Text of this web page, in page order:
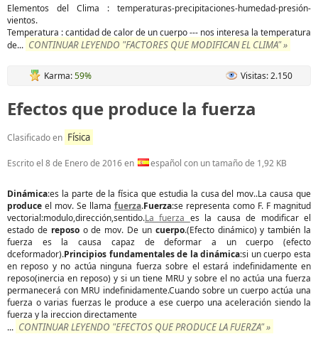
Elementos del Clima : temperaturas-precipitaciones-humedad-presión-
vientos.
Temperatura : cantidad de calor de un cuerpo --- nos interesa la temperatura
de... CONTINUAR LEYENDO "FACTORES QUE MODIFICAN EL CLIMA" »
Karma:59% Visitas: 2.150
Efectos que produce la fuerza
Clasificado en Física
Escrito el 8 de Enero de 2016en español con un tamaño de 1,92 KB
Dinámica:es la parte de la física que estudia la cusa del mov..La causa que
produce el mov. Se llama fuerza.Fuerza:se representa como F. F magnitud
vectorial:modulo,dirección,sentido.La fuerza es la causa de modificar el
estado de reposoo de mov. De un cuerpo.(Efecto dinámico) y también la
fuerza es la causa capaz de deformar a un cuerpo (efecto
dceformador).Principios fundamentales de la dinámica:si un cuerpo esta
en reposo y no actúa ninguna fuerza sobre el estará indefinidamente en
reposo(inercia en reposo) y si un tiene MRU y sobre el no actúa una fuerza
permanecerá con MRU indefinidamente.Cuando sobre un cuerpo actúa una
fuerza o varias fuerzas le produce a ese cuerpo una aceleración siendo la
fuerza y la ireccion directamente
... CONTINUAR LEYENDO "EFECTOS QUE PRODUCE LA FUERZA" »